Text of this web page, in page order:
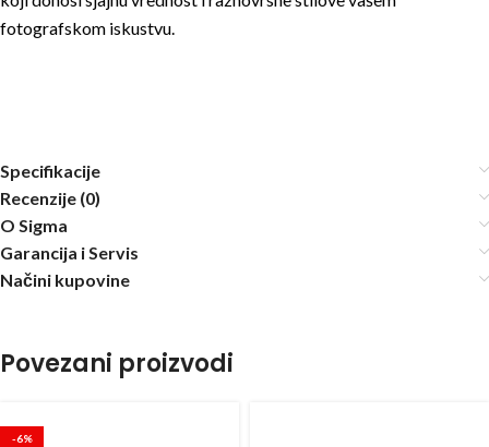
fotografskom iskustvu.
Specifikacije
Recenzije (0)
O Sigma
Garancija i Servis
Načini kupovine
Povezani proizvodi
-6%